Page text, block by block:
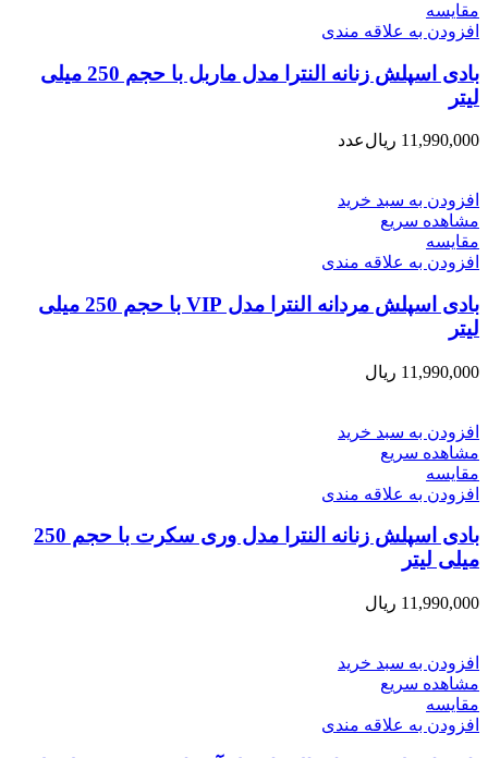
مقایسه
افزودن به علاقه مندی
بادی اسپلش زنانه النترا مدل ماربل با حجم 250 میلی
لیتر
11,990,000 ریالعدد
افزودن به سبد خرید
مشاهده سریع
مقایسه
افزودن به علاقه مندی
بادی اسپلش مردانه النترا مدل VIP با حجم 250 میلی
لیتر
11,990,000 ریال
افزودن به سبد خرید
مشاهده سریع
مقایسه
افزودن به علاقه مندی
بادی اسپلش زنانه النترا مدل وری سکرت با حجم 250
میلی لیتر
11,990,000 ریال
افزودن به سبد خرید
مشاهده سریع
مقایسه
افزودن به علاقه مندی